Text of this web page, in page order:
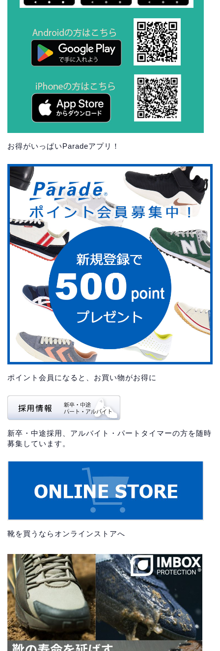
お得がいっぱいParadeアプリ！
ポイント会員になると、お買い物がお得に
新卒・中途採用、アルバイト・パートタイマーの方を随時
募集しています。
靴を買うならオンラインストアへ